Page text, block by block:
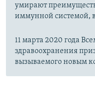
умирают
иммунной системой,
11 марта 2020 года
здравоохранения
вызываемого новым